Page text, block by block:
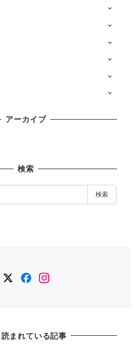
アーカイブ
検索
検索
Twitter
Facebook
Instagram
まれている記事